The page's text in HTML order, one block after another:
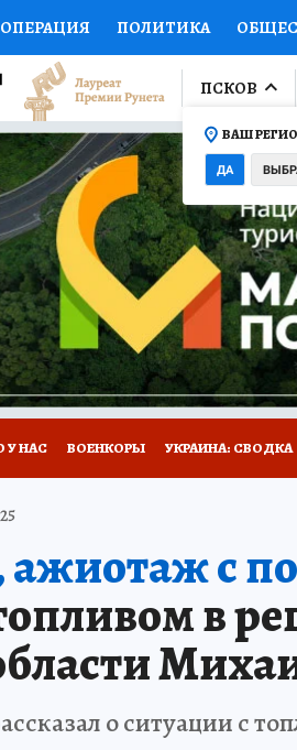
ПОЛИТИКА
СПОРТ КОЛУМНИСТЫ
ФИНАНСЫ
НА СПОРТ ПРОМОКОДЫ
ТЕЛЕВИЗОР
ТЕСТЫ НОВОЕ НА САЙТЕ
ПСКОВ
ВАШ
ДА
У НАС ВОЕНКОРЫ УКРАИНА: СВОДКА
с
в
о ситуации с